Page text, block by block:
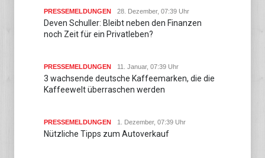
PRESSEMELDUNGEN 28. Dezember, 07:39 Uhr
Deven Schuller: Bleibt neben den Finanzen
noch Zeit für ein Privatleben?
PRESSEMELDUNGEN 11. Januar, 07:39 Uhr
3 wachsende deutsche Kaffeemarken, die die
Kaffeewelt überraschen werden
PRESSEMELDUNGEN 1. Dezember, 07:39 Uhr
Nützliche Tipps zum Autoverkauf